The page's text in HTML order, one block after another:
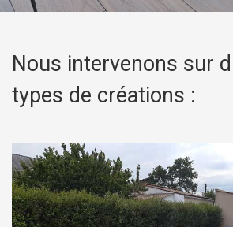
Nous intervenons sur
types de créations :